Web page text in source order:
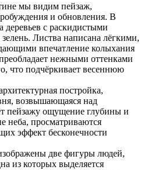
мы видим пейзаж,
и обновления. В
деревьев с раскидистыми
Листва написана лёгкими,
впечатление колыхания
нежными оттенками
что подчёркивает весеннюю
постройка,
возвышающаяся над
пейзажу ощущение глубины и
неба, просматриваются
эффект бесконечности
две фигуры людей,
из которых выделяется